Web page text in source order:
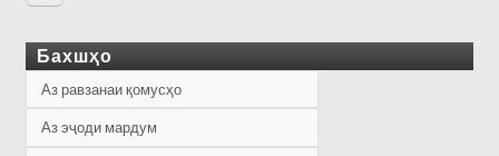
Бахшҳо
Аз равзанаи қомусҳо
Аз эҷоди мардум